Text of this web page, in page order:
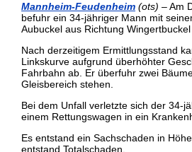
Mannheim-Feudenheim (ots) – Am
befuhr ein 34-jähriger Mann mit
Aubuckel aus Richtung
Nach derzeitigem Ermittlungsstand
Linkskurve aufgrund überhöhter
Fahrbahn ab. Er überfuhr zwei
Gleisbereich stehen.
Bei dem Unfall verletzte sich der 34-
einem Rettungswagen in ein
Es entstand ein Sachschaden in
entstand Totalschaden.